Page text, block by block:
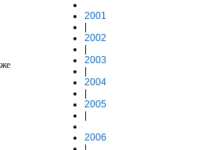
2001
2002
2003
2004
2005
2006